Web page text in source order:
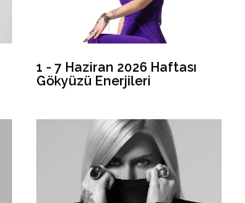
1 - 7 Haziran 2026 Haftası
Gökyüzü Enerjileri